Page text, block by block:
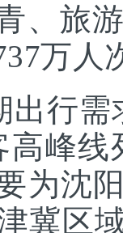
、旅
万人
行需
高峰
为沈
冀区